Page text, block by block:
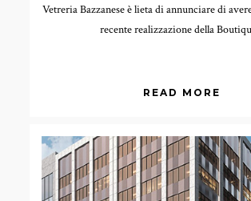
Vetreria Bazzanese è lieta di annunciare di
recente realizzazione della
READ MORE